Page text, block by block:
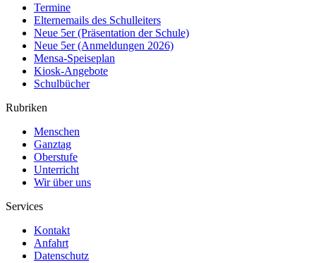
Termine
Elternemails des Schulleiters
Neue 5er (Präsentation der Schule)
Neue 5er (Anmeldungen 2026)
Mensa-Speiseplan
Kiosk-Angebote
Schulbücher
Rubriken
Menschen
Ganztag
Oberstufe
Unterricht
Wir über uns
Services
Kontakt
Anfahrt
Datenschutz